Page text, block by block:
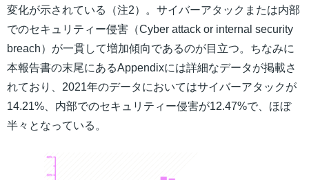
変化が示されている（注2）。サイバーアタックまたは内部
でのセキュリティー侵害（Cyber attack or internal security
breach）が一貫して増加傾向であるのが目立つ。ちなみに
本報告書の末尾にあるAppendixには詳細なデータが掲載さ
れており、2021年のデータにおいてはサイバーアタックが
14.21%、内部でのセキュリティー侵害が12.47%で、ほぼ
半々となっている。